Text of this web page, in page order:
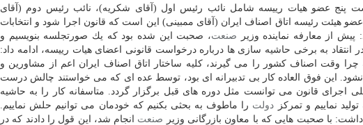
پنج عضو هیات رییسه شامل نائب رئیس اول (آقای شكریه)، نائب رئیس دوم (آقای
هیئت رئیسه اتاق اصناف ایران (آقای ممبینی) این است كه قانون اجرا شود و انتخابات
از معارفه نماینده وزیر صنعت، صحبت این شده بود كه یك صورتجلسه بنویسیم و
به برخی حاشیه سازی ها درباره درخواست قانونی اعضای هیات رییسه، ادامه داد:
وقت اصناف كشور را می گیرند، كلیه ساختار اتاق اصناف ایران اعم از مشاورین و
نشود. این فوق العاده كار بی تدبیرانه ای بود، توسط عده ای كه می خواستند چالش درست
اجرای قانون می توانست مثل دوره های قبل برگزار گردد. متاسفانه كار را به حاشیه
نماییم و تمركز دولت را ماطوف به بحثی بكنیم كه خودمان می توانیم حلش نماییم.
با صحبت هایی كه با معاون بازرگانی وزیر صنعت انجام شد، این قول را دادند كه در